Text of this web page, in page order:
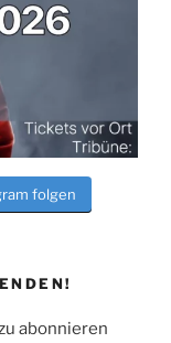
folgen
abonnieren